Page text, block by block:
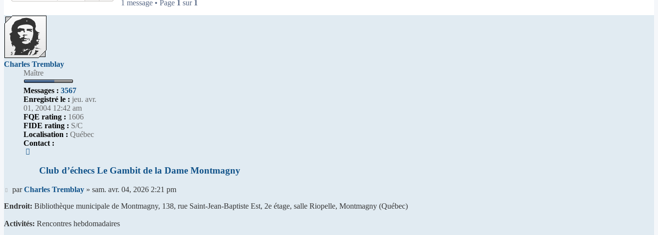
1 message • Page 1 sur 1
Charles Tremblay
Maître
Messages : 3567
Enregistré le : jeu. avr.
01, 2004 12:42 am
FQE rating : 1606
FIDE rating : S/C
Localisation : Québec
Contact :
Tremblay
Club d’échecs Le Gambit de la Dame Montmagny
Message
parCharles Tremblay» sam. avr. 04, 2026 2:21 pm
Endroit: Bibliothèque municipale de Montmagny, 138, rue Saint-Jean-Baptiste Est, 2e étage, salle Riopelle, Montmagny (Québec)
Activités: Rencontres hebdomadaires